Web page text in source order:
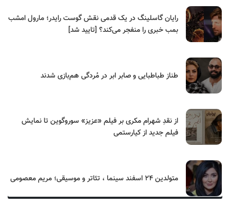
رایان گاسلینگ در یک قدمی نقش گوست رایدر؛ مارول امشب
بمب خبری را منفجر می‌کند؟ [تایید شد]
طناز طباطبایی و صابر ابر در مُردگی هم‌بازی شدند
از نقدِ شهرام مکری بر فیلم «عزیز» سوروگوین تا نمایش
فیلم جدید از کیارستمی
متولدین ۲۴ اسفند سینما ، تئاتر و موسیقی؛ مریم معصومی